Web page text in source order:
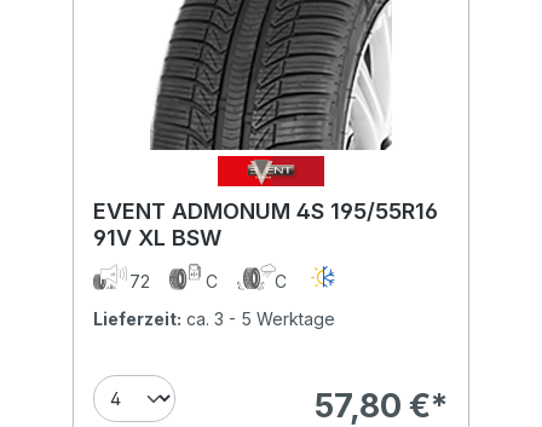
EVENT ADMONUM 4S 195/55R16
91V XL BSW
72 C
C
Lieferzeit: ca. 3 - 5 Werktage
57,80 €*